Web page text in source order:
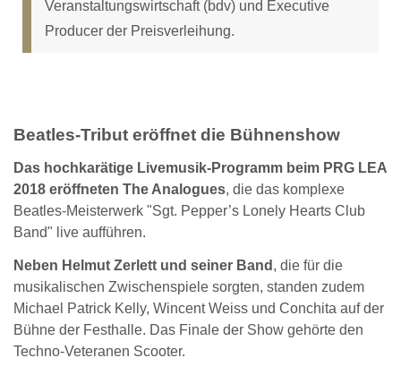
Veranstaltungswirtschaft (bdv) und Executive
Producer der Preisverleihung.
Beatles-Tribut eröffnet die Bühnenshow
Das hochkarätige Livemusik-Programm beim PRG LEA
2018 eröffneten The Analogues, die das komplexe
Beatles-Meisterwerk "Sgt. Pepper’s Lonely Hearts Club
Band" live aufführen.
Neben Helmut Zerlett und seiner Band , die für die
musikalischen Zwischenspiele sorgten, standen zudem
Michael Patrick Kelly, Wincent Weiss und Conchita auf der
Bühne der Festhalle. Das Finale der Show gehörte den
Techno-Veteranen Scooter.